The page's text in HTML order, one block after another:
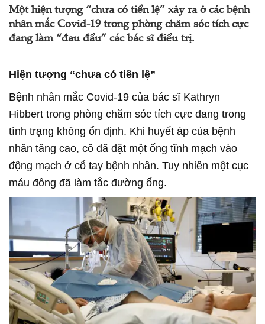
Một hiện tượng “chưa có tiền lệ” xảy ra ở các bệnh
nhân mắc Covid-19 trong phòng chăm sóc tích cực
đang làm “đau đầu” các bác sĩ điều trị.
Hiện tượng “chưa có tiền lệ”
Bệnh nhân mắc Covid-19 của bác sĩ Kathryn
Hibbert trong phòng chăm sóc tích cực đang trong
tình trạng không ổn định. Khi huyết áp của bệnh
nhân tăng cao, cô đã đặt một ống tĩnh mạch vào
động mạch ở cổ tay bệnh nhân. Tuy nhiên một cục
máu đông đã làm tắc đường ống.